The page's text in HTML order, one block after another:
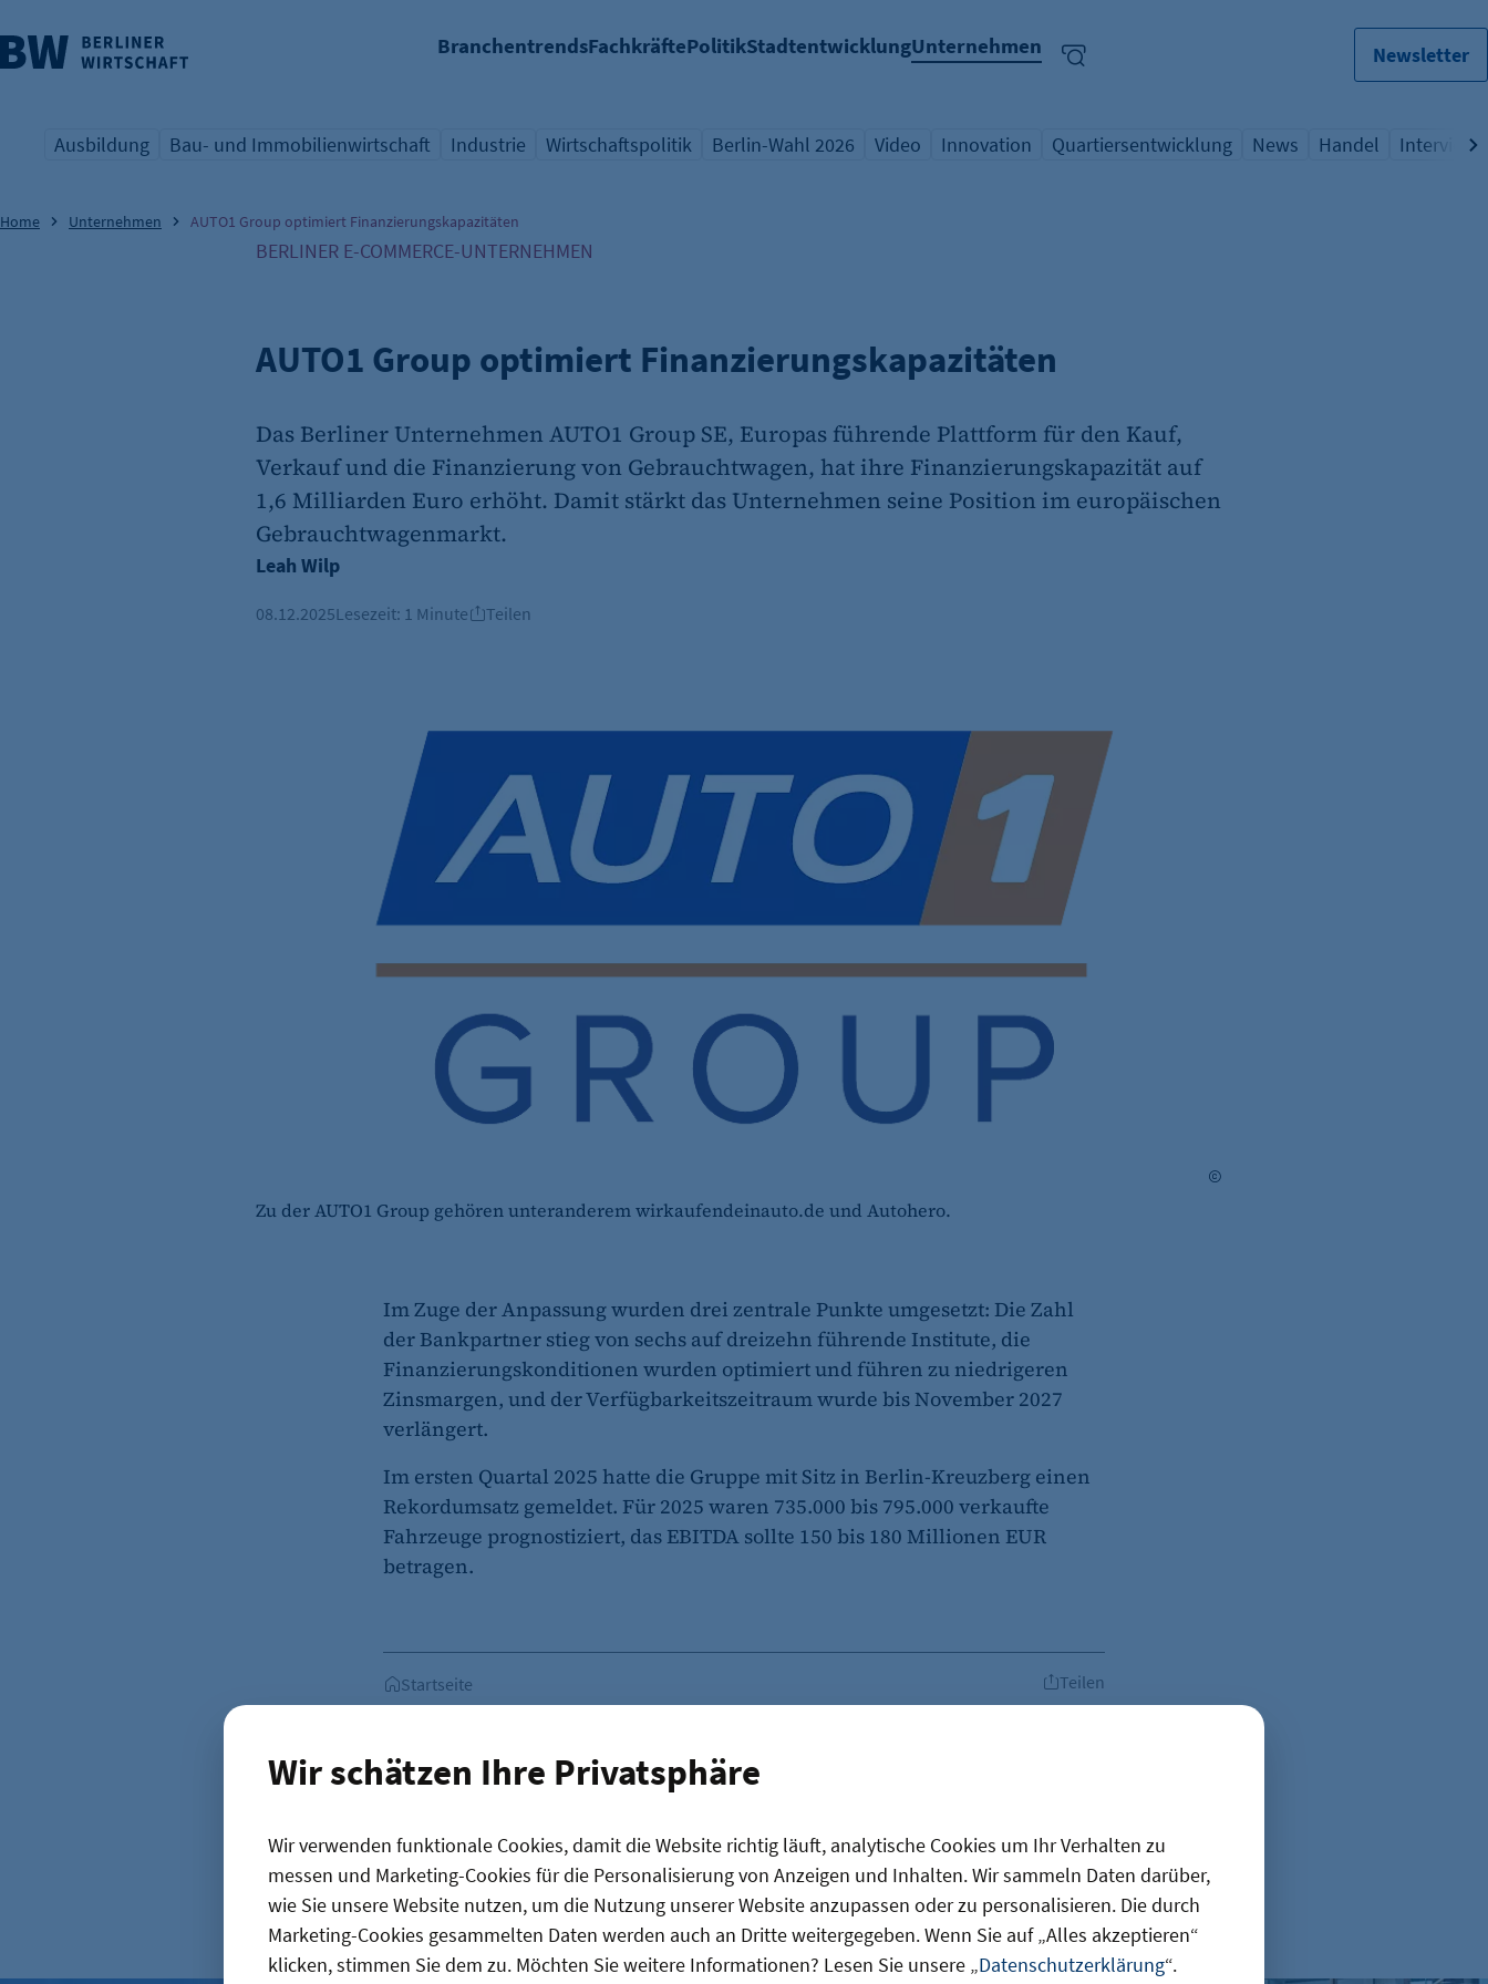
Wir schätzen Ihre Privatsphäre
Wir verwenden funktionale Cookies, damit die Website richtig läuft, analytische Cookies um Ihr Verhalten zu
messen und Marketing-Cookies für die Personalisierung von Anzeigen und Inhalten. Wir sammeln Daten darüber,
wie Sie unsere Website nutzen, um die Nutzung unserer Website anzupassen oder zu personalisieren. Die durch
Marketing-Cookies gesammelten Daten werden auch an Dritte weitergegeben. Wenn Sie auf „Alles akzeptieren“
klicken, stimmen Sie dem zu. Möchten Sie weitere Informationen? Lesen Sie unsere „Datenschutzerklärung“.
BranchentrendsFachkräftePolitikStadtentwicklungUnternehmen Newsletter
überspringen
Übersicht Schlagwort
Ausbildung
Übersicht Schlagwort
Bau- und Immobilienwirtschaft
Übersicht Schlagwort
Industrie
Übersicht Schlagwort
Wirtschaftspolitik
Übersicht Schlagwort
Berlin-Wahl 2026
Übersicht Schlagwort
Video
Übersicht Schlagwort
Innovation
Übersicht Schlagwort
Quartiersentwicklung
Übersicht Schlagwort
News
Übersicht
Handel
Übersicht
Interview
Home Unternehmen AUTO1 Group optimiert Finanzierungskapazitäten
BERLINER E-COMMERCE-UNTERNEHMEN
AUTO1 Group optimiert Finanzierungskapazitäten
Das Berliner Unternehmen AUTO1 Group SE, Europas führende Plattform für den Kauf,
Verkauf und die Finanzierung von Gebrauchtwagen, hat ihre Finanzierungskapazität auf
1,6 Milliarden Euro erhöht. Damit stärkt das Unternehmen seine Position im europäischen
Gebrauchtwagenmarkt.
Leah Wilp
08.12.2025Lesezeit: 1 Minute Teilen
Zu der AUTO1 Group gehören unteranderem wirkaufendeinauto.de und Autohero.
Im Zuge der Anpassung wurden drei zentrale Punkte umgesetzt: Die Zahl
der Bankpartner stieg von sechs auf dreizehn führende Institute, die
Finanzierungskonditionen wurden optimiert und führen zu niedrigeren
Zinsmargen, und der Verfügbarkeitszeitraum wurde bis November 2027
verlängert.
Im ersten Quartal 2025 hatte die Gruppe mit Sitz in Berlin-Kreuzberg einen
Rekordumsatz gemeldet. Für 2025 waren 735.000 bis 795.000 verkaufte
Fahrzeuge prognostiziert, das EBITDA sollte 150 bis 180 Millionen EUR
betragen.
Startseite Teilen
Das könnte Sie auch interessieren